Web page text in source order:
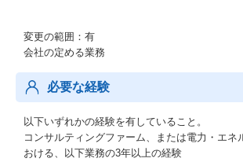
変更の範囲：有
会社の定める業務
必要な経験
以下いずれかの経験を有していること。
コンサルティングファーム、または電力・エネ
おける、以下業務の3年以上の経験